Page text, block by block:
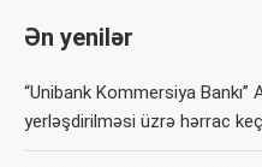
Ən yenilər
“Unibank Kommersiya Bankı”
yerləşdirilməsi üzrə hərrac